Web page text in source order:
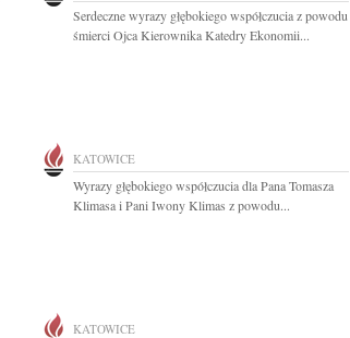
Serdeczne wyrazy głębokiego współczucia z powodu
śmierci Ojca Kierownika Katedry Ekonomii...
KATOWICE
Wyrazy głębokiego współczucia dla Pana Tomasza
Klimasa i Pani Iwony Klimas z powodu...
KATOWICE